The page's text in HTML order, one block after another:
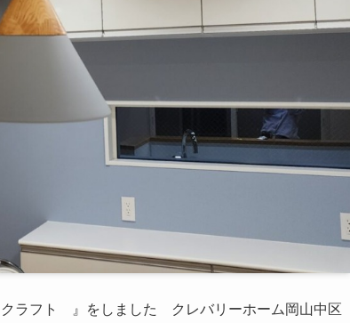
フト 』をしました クレバリーホーム岡山中区